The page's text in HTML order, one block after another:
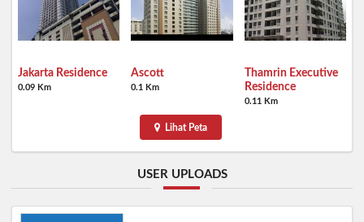
Jakarta Residence
0.09 Km
Ascott
0.1 Km
Thamrin Executive
Residence
0.11 Km
Lihat Peta
USER UPLOADS